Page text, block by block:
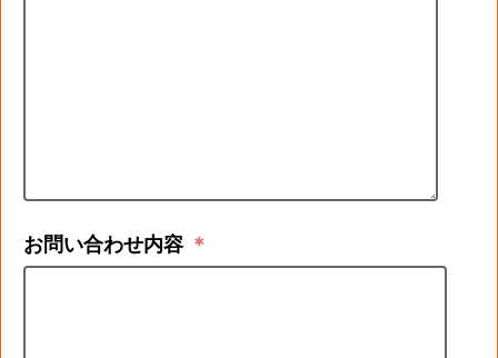
お問い合わせ内容 ＊